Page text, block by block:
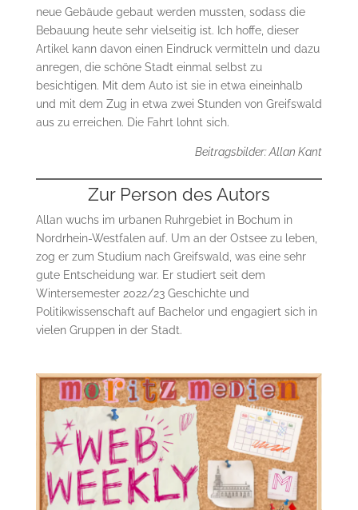
neue Gebäude gebaut werden mussten, sodass die
Bebauung heute sehr vielseitig ist. Ich hoffe, dieser
Artikel kann davon einen Eindruck vermitteln und dazu
anregen, die schöne Stadt einmal selbst zu
besichtigen. Mit dem Auto ist sie in etwa eineinhalb
und mit dem Zug in etwa zwei Stunden von Greifswald
aus zu erreichen. Die Fahrt lohnt sich.
Beitragsbilder: Allan Kant
Zur Person des Autors
Allan wuchs im urbanen Ruhrgebiet in Bochum in
Nordrhein-Westfalen auf. Um an der Ostsee zu leben,
zog er zum Studium nach Greifswald, was eine sehr
gute Entscheidung war. Er studiert seit dem
Wintersemester 2022/23 Geschichte und
Politikwissenschaft auf Bachelor und engagiert sich in
vielen Gruppen in der Stadt.